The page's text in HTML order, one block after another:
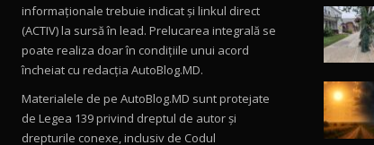
informaționale trebuie indicat și linkul direct
(ACTIV) la sursă în lead. Prelucarea integrală se
poate realiza doar în condițiile unui acord
încheiat cu redacţia AutoBlog.MD.
Materialele de pe AutoBlog.MD sunt protejate
de Legea 139 privind dreptul de autor și
drepturile conexe, inclusiv de Codul